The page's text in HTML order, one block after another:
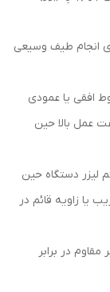
انجام طیف وسیعی
افقی یا عمودی
عمل بالا حین
لیزر دستگاه حین
یا زاویه قائم در
در برابر